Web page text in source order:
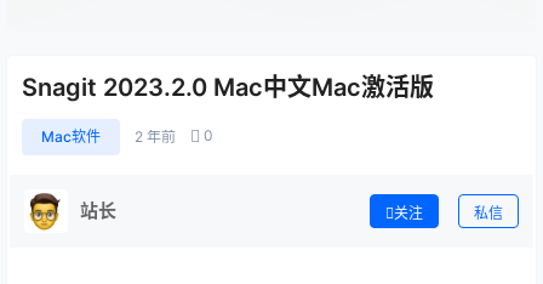
Snagit 2023.2.0 Mac中文Mac激活版
Mac软件 2 年前 0
站长 关注 私信